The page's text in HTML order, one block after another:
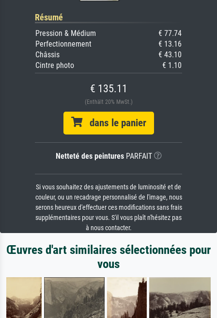
Résumé
Pression & Médium
€ 77.74
Perfectionnement
€ 13.16
Châssis
€ 43.10
Cintre photo
€ 1.10
€ 135.11
(Enthält 20% MwSt.)
dans le panier
Netteté des peinturesPARFAIT
Si vous souhaitez des ajustements de luminosité et de
couleur, ou un recadrage personnalisé de l'image, nous
serons heureux d'effectuer ces modifications sans frais
supplémentaires pour vous. S'il vous plaît n'hésitez pas
à nous contacter.
Œuvres d'art similaires sélectionnées pour
vous